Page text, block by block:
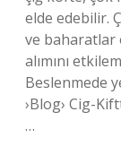
elde edebilir.
ve baharatlar
alımını
Beslenmede
›Blog› Cig-
…